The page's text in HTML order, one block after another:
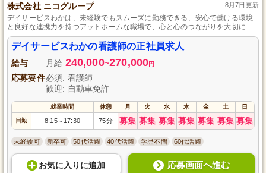
株式会社 ニコグループ 8月7日更新
デイサービスわかは、未経験でもスムーズに勤務できる、安心で働ける環境
と良好な連携力を持つアットホームな職場で、心と心のつながりを大切に一
緒に快適なデイサービスを作ります。
デイサービスわかの看護師の正社員求人
給与 月給 240,000~270,000円
応募要件必須: 看護師
歓迎: 自動車免許
就業時間 休憩 月 火 水 木 金 土 日
日勤 8:15～ 17:30 75分 募集 募集 募集 募集 募集 募集 募集
未経験可 新卒可 50代活躍 40代活躍 学歴不問 60代活躍
お気に入り に追加 応募画面へ進む